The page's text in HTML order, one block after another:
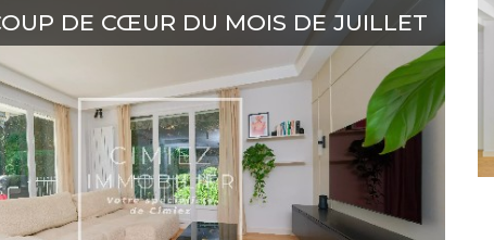
DE CŒUR DU MOIS DE JUILLET